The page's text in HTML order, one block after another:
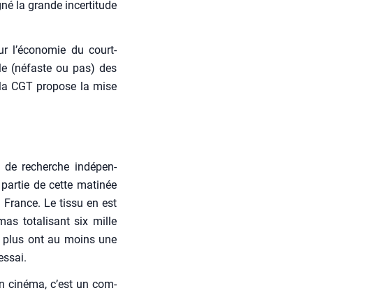
la grande incer­ti­tude
l’économie du court-
(néfaste ou pas) des
CGT pro­pose la mise
de recherche indé­pen­
de cette mati­née
Le tis­su en est
tota­li­sant six mille
ont au moins une
ciné­ma, c’est un com­